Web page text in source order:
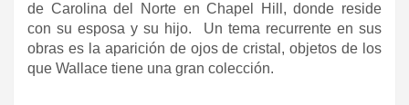
de Carolina del Norte en Chapel Hill, donde reside
con su esposa y su hijo. Un tema recurrente en sus
obras es la aparición de ojos de cristal, objetos de los
que Wallace tiene una gran colección.